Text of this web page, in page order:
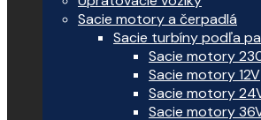
Sacie motory a čerpadlá
Sacie turbíny podľa
Sacie motory
Sacie motory 12V
Sacie motory
Sacie motory